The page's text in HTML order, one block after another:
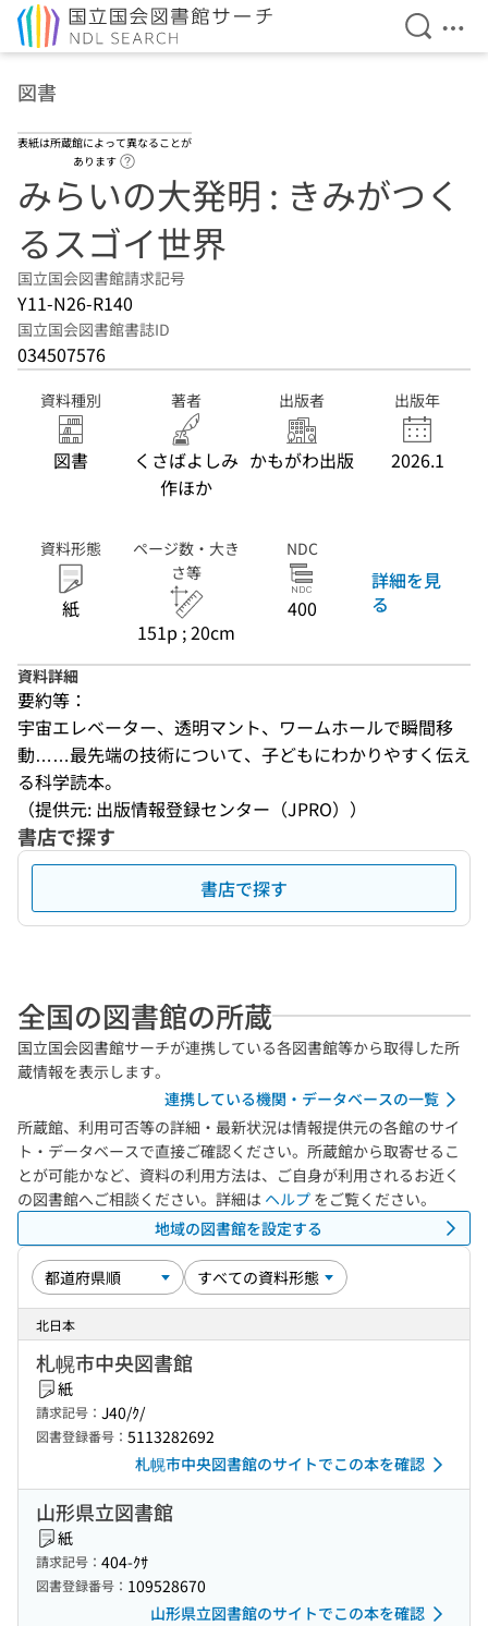
検索を
メ
図書
表紙は所蔵館によって異なることが
あります
みらいの大発明 : きみがつく
るスゴイ世界
国立国会図書館請求記号
Y11-N26-R140
国立国会図書館書誌ID
034507576
資料種別
図書
著者
くさばよしみ
作ほか
出版者
かもがわ出版
出版年
2026.1
資料形態
紙
ページ数・大き
さ等
151p ; 20cm
NDC
400
詳細を見
る
資料詳細
要約等：
宇宙エレベーター、透明マント、ワームホールで瞬間移
動……最先端の技術について、子どもにわかりやすく伝え
る科学読本。
（提供元: 出版情報登録センター（JPRO））
書店で探す
書店で探す
全国の図書館の所蔵
国立国会図書館サーチが連携している各図書館等から取得した所
蔵情報を表示します。
連携している機関・データベースの一覧
所蔵館、利用可否等の詳細・最新状況は情報提供元の各館のサイ
ト・データベースで直接ご確認ください。所蔵館から取寄せるこ
とが可能かなど、資料の利用方法は、ご自身が利用されるお近く
の図書館へご相談ください。詳細は ヘルプ をご覧ください。
地域の図書館を設定する
北日本
札幌市中央図書館
紙
請求記号： J40/ｸ/
図書登録番号： 5113282692
札幌市中央図書館のサイトでこの本を確認
山形県立図書館
紙
請求記号： 404-ｸｻ
図書登録番号： 109528670
山形県立図書館のサイトでこの本を確認